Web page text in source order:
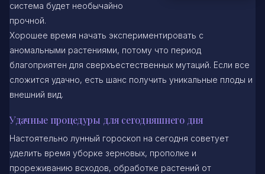
система будет необычайно
прочной.
Хорошее время начать экспериментировать с
аномальными растениями, потому что период
благоприятен для сверхъестественных мутаций. Если все
сложится удачно, есть шанс получить уникальные плоды и
внешний вид.
Удачные процедуры для сегодняшнего дня
Настоятельно лунный гороскоп на сегодня советует
уделить время уборке зерновых, прополке и
прореживанию всходов, обработке растений от